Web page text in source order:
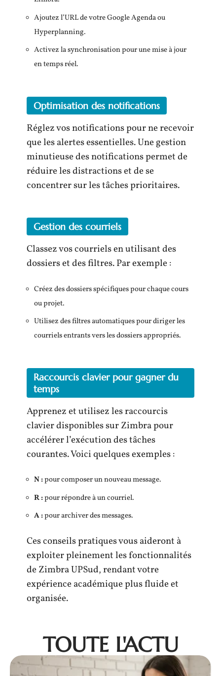
Ajoutez l’URL de votre Google Agenda ou
Hyperplanning.
Activez la synchronisation pour une mise à jour
en temps réel.
Optimisation des notifications
Réglez vos notifications pour ne recevoir
que les alertes essentielles. Une gestion
minutieuse des notifications permet de
réduire les distractions et de se
concentrer sur les tâches prioritaires.
Gestion des courriels
Classez vos courriels en utilisant des
dossiers et des filtres. Par exemple :
Créez des dossiers spécifiques pour chaque cours
ou projet.
Utilisez des filtres automatiques pour diriger les
courriels entrants vers les dossiers appropriés.
Raccourcis clavier pour gagner du
temps
Apprenez et utilisez les raccourcis
clavier disponibles sur Zimbra pour
accélérer l’exécution des tâches
courantes. Voici quelques exemples :
N :pour composer un nouveau message.
R :pour répondre à un courriel.
A :pour archiver des messages.
Ces conseils pratiques vous aideront à
exploiter pleinement les fonctionnalités
de Zimbra UPSud, rendant votre
expérience académique plus fluide et
organisée.
TOUTE L'ACTU